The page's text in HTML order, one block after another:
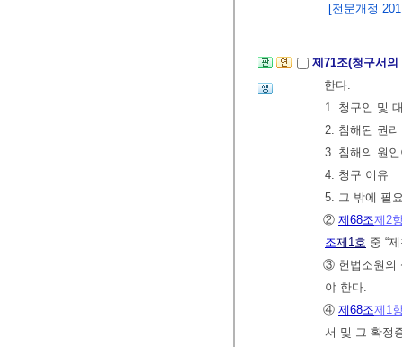
[전문개정
제71조(청구서
한다.
1. 청구인 및
2. 침해된 권리
3. 침해의 원
4. 청구 이유
5. 그 밖에 필
② 제68조제2
조제1호 중 “
③ 헌법소원의
야 한다.
④ 제68조제1
서 및 그 확정